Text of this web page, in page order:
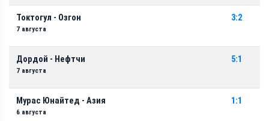
Токтогул - Озгон
7 августа
3:2
Дордой - Нефтчи
7 августа
5:1
Мурас Юнайтед - Азия
6 августа
1:1